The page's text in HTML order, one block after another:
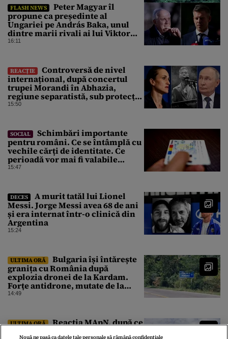
FLASH NEWS
Peter Magyar îl
propune ca președinte al
Ungariei pe András Baka, unul
dintre marii rivali ai lui Viktor
Orbán
16:11
REACȚIE
Controversă de nivel
internațional, după concertul
trupei Morandi în Abhazia,
regiune separatistă, sub protecția
Rusiei
15:50
SOCIAL
Schimbări importante
pentru români. Ce se întâmplă cu
vechile cărți de identitate. Ce
perioadă vor mai fi valabile
buletinele clasice
15:47
DECES
A murit tatăl lui Lionel
Messi. Jorge Messi avea 68 de ani
și era internat într-o clinică din
Argentina
15:24
ULTIMA ORĂ
Bulgaria își întărește
granița cu România după
explozia dronei de la Kardam.
Forțe antidrone, mutate de la
frontiera cu Turcia
14:49
ULTIMA ORĂ
Reacția MApN, după ce
Nouă ne pasă ca datele tale personale să rămână confidențiale